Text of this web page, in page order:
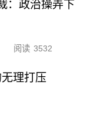
：政治操弄下
阅读 3532
理打压